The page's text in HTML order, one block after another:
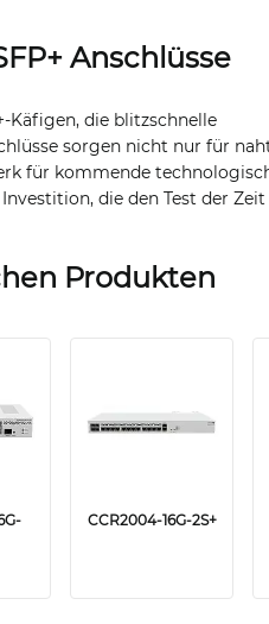
Anschlüsse
Käfigen, die blitzschnelle
sorgen nicht nur für
für kommende
die den Test der
Produkten
CCR2004-16G-2S+